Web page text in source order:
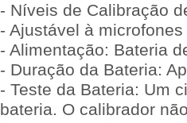
- Níveis de Calibração
- Ajustável à
- Alimentação: Bateria
- Duração da Bateria:
- Teste da Bateria: Um
bateria. O calibrador